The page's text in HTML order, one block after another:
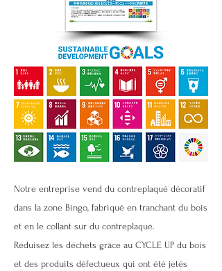
Notre entreprise vend du contreplaqué décoratif
dans la zone Bingo, fabriqué en tranchant du bois
et en le collant sur du contreplaqué.
Réduisez les déchets grâce au CYCLE UP du bois
et des produits défectueux qui ont été jetés